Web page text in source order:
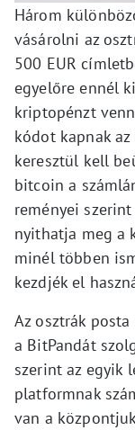
Három
vásárolni az
500 EUR
egyelőre ennél
kriptopénzt
kódot kapnak
keresztül kell
bitcoin a
reményei
nyithatja meg a
minél többen
kezdjék el
Az osztrák
a BitPandát
szerint az egyik
platformnak
van a